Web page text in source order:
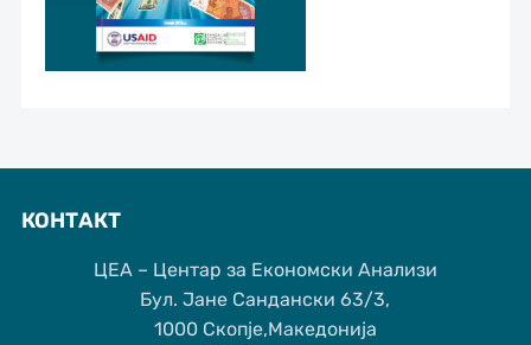
КОНТАКТ
ЦЕА – Центар за Економски Анализи
Бул. Јане Сандански 63/3,
1000 Скопје,Македонија